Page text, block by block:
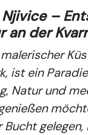
–
an der
ist ein
Natur und
Bucht